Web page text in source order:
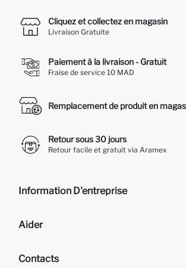
Cliquez et collectez en magasin
Livraison Gratuite
Paiement à la livraison - Gratuit
Fraise de service 10 MAD
Remplacement de produit en
Retour sous 30 jours
Retour facile et gratuit via Aramex
Information D'entreprise
À propos de nous
Aider
Retour et changement
Contacts